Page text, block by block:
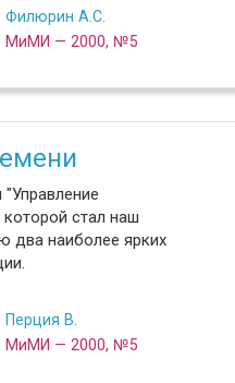
Филюрин А.С.
МиМИ — 2000, №5
стал наш
два наиболее ярких
Перция В.
МиМИ — 2000, №5